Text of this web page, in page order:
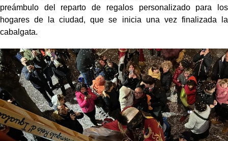
preámbulo del reparto de regalos personalizado para los
hogares de la ciudad, que se inicia una vez finalizada la
cabalgata.